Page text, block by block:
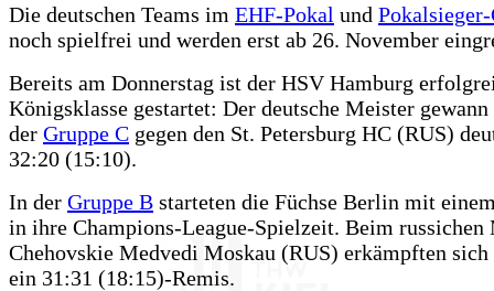
Die deutschen Teams im EHF-Pokal und
noch spielfrei und werden erst ab 26. November
Bereits am Donnerstag ist der HSV Hamburg
Königsklasse gestartet: Der deutsche Meister
der Gruppe C gegen den St. Petersburg HC (RUS)
32:20 (15:10).
In der Gruppe B starteten die Füchse Berlin mit
in ihre Champions-League-Spielzeit. Beim russichen
Chehovskie Medvedi Moskau (RUS) erkämpften sich
ein 31:31 (18:15)-Remis.